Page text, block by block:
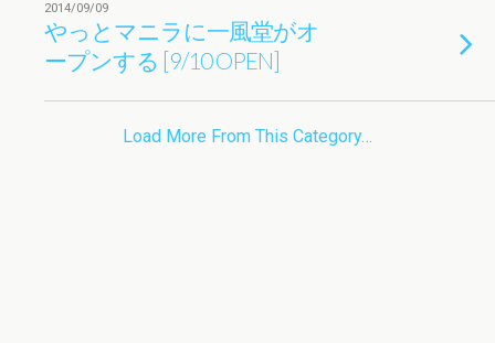
2014/09/09
やっとマニラに一風堂がオ
ープンする [9/10 OPEN]
Load More From This Category…